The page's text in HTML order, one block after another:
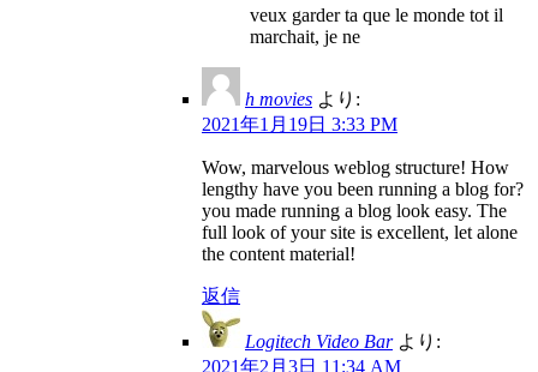
veux garder ta que le monde tot il
marchait, je ne
h movies より:
2021年1月19日 3:33 PM
Wow, marvelous weblog structure! How
lengthy have you been running a blog for?
you made running a blog look easy. The
full look of your site is excellent, let alone
the content material!
返信
Logitech Video Bar より:
2021年2月3日 11:34 AM